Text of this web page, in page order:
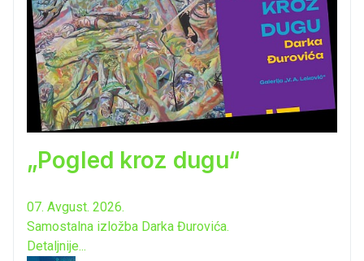
„Pogled kroz dugu“
07. Avgust. 2026.
Samostalna izložba Darka Đurovića.
Detaljnije...